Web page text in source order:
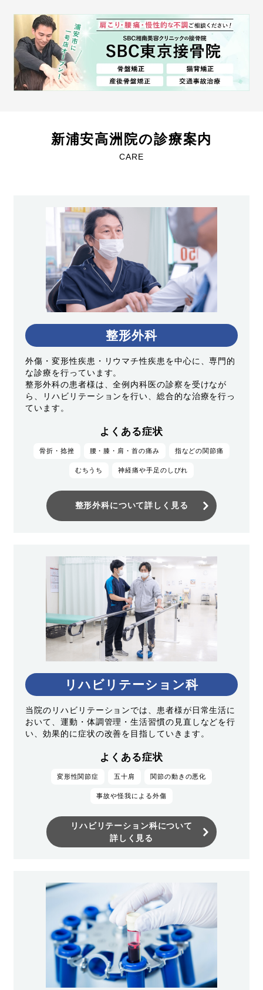
新浦安高洲院の診療案内
CARE
整形外科
外傷・変形性疾患・リウマチ性疾患を中心に、専門的
な診療を行っています。
整形外科の患者様は、全例内科医の診察を受けなが
ら、リハビリテーションを行い、総合的な治療を行っ
ています。
よくある症状
骨折・捻挫 腰・膝・肩・首の痛み 指などの関節痛
むちうち 神経痛や手足のしびれ
整形外科について詳しく見る
リハビリテーション科
当院のリハビリテーションでは、患者様が日常生活に
おいて、運動・体調管理・生活習慣の見直しなどを行
い、効果的に症状の改善を目指していきます。
よくある症状
変形性関節症 五十肩 関節の動きの悪化
事故や怪我による外傷
リハビリテーション科について
詳しく見る